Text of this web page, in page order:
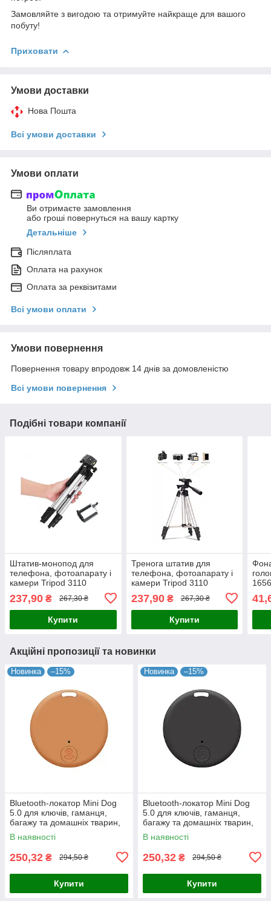
Замовляйте з вигодою та отримуйте найкраще для вашого
побуту!
Приховати
Умови доставки
Нова Пошта
Всі умови доставки
Умови оплати
Ви отримаєте замовлення
або гроші повернуться на вашу картку
Детальніше
Післяплата
Оплата на рахунок
Оплата за реквізитами
Всі умови оплати
Умови повернення
Повернення товару впродовж 14 днів за домовленістю
Всі умови повернення
Подібні товари компанії
Штатив-монопод для
телефона, фотоапарату і
камери Tripod 3110
237,90 ₴ 267,30 ₴
Купити
Тренога штатив для
телефона, фотоапарату і
камери Tripod 3110
237,90₴ 267,30 ₴
Купити
Акційні пропозиції та новинки
Новинка –15%
Bluetooth-локатор Mini Dog
5.0 для ключів, гаманця,
багажу та домашніх тварин,
помаранчевий
В наявності
250,32 ₴ 294,50 ₴
Купити
Новинка –15%
Bluetooth-локатор Mini Dog
5.0 для ключів, гаманця,
багажу та домашніх тварин,
чорний
В наявності
250,32 ₴ 294,50 ₴
Купити